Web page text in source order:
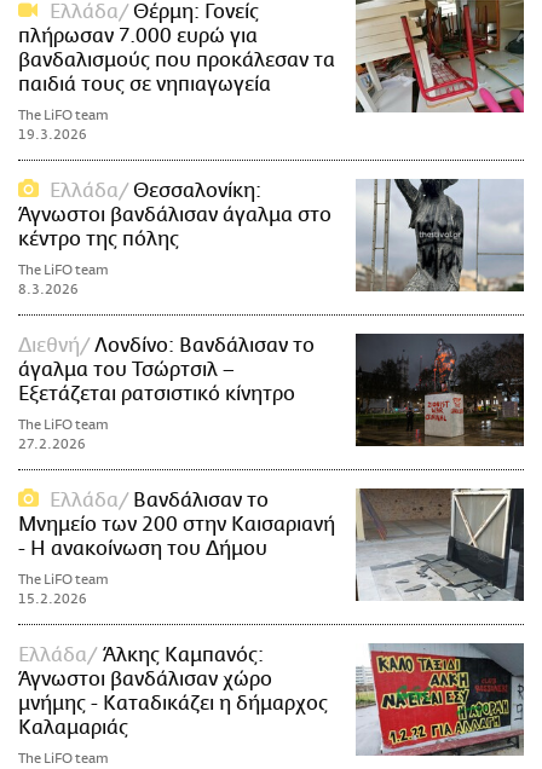
Ελλάδα
Θέρμη: Γονείς
πλήρωσαν 7.000 ευρώ για
βανδαλισμούς που προκάλεσαν τα
παιδιά τους σε νηπιαγωγεία
The LiFO team
19.3.2026
Ελλάδα
Θεσσαλονίκη:
Άγνωστοι βανδάλισαν άγαλμα στο
κέντρο της πόλης
The LiFO team
8.3.2026
Διεθνή
Λονδίνο: Βανδάλισαν το
άγαλμα του Τσώρτσιλ –
Εξετάζεται ρατσιστικό κίνητρο
The LiFO team
27.2.2026
Ελλάδα
Βανδάλισαν το
Μνημείο των 200 στην Καισαριανή
- Η ανακοίνωση του Δήμου
The LiFO team
15.2.2026
Ελλάδα
Άλκης Καμπανός:
Άγνωστοι βανδάλισαν χώρο
μνήμης - Καταδικάζει η δήμαρχος
Καλαμαριάς
The LiFO team